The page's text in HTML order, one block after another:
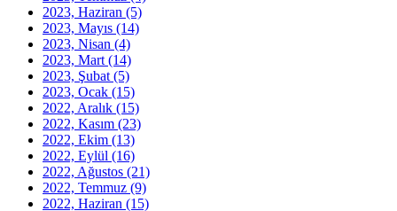
2023, Haziran (5)
2023, Mayıs (14)
2023, Nisan (4)
2023, Mart (14)
2023, Şubat (5)
2023, Ocak (15)
2022, Aralık (15)
2022, Kasım (23)
2022, Ekim (13)
2022, Eylül (16)
2022, Ağustos (21)
2022, Temmuz (9)
2022, Haziran (15)